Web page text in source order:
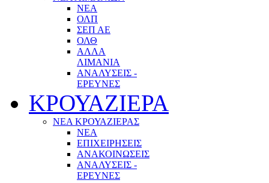
ΝΕΑ
ΟΛΠ
ΣΕΠ ΑΕ
ΟΛΘ
ΑΛΛΑ
ΛΙΜΑΝΙΑ
ΑΝΑΛΥΣΕΙΣ -
ΕΡΕΥΝΕΣ
ΚΡΟΥΑΖΙΕΡΑ
ΝΕΑ ΚΡΟΥΑΖΙΕΡΑΣ
NEA
ΕΠΙΧΕΙΡΗΣΕΙΣ
ΑΝΑΚΟΙΝΩΣΕΙΣ
ΑΝΑΛΥΣΕΙΣ -
ΕΡΕΥΝΕΣ